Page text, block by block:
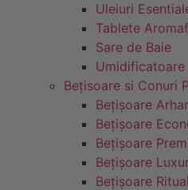
Uleiuri
Tablete
Sare de Baie
Umidificatoare
Bețisoare si Conuri
Bețișoare
Bețișoare
Bețișoare
Bețișoare
Bețișoare